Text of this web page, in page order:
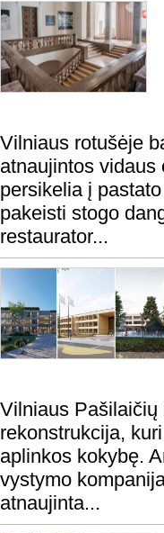
Vilniaus rotušėje
atnaujintos vidaus
persikelia į
pakeisti stogo
restaurator...
Vilniaus Pašilaičių
rekonstrukcija,
aplinkos kokybę.
vystymo
atnaujinta...